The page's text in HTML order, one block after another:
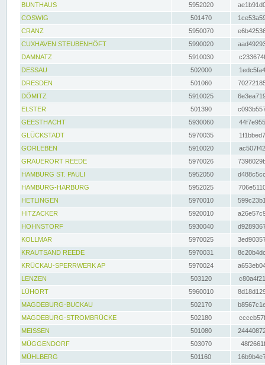
BUNTHAUS
5952020
COSWIG
501470
CRANZ
5950070
CUXHAVEN STEUBENHÖFT
5990020
DAMNATZ
5910030
DESSAU
502000
DRESDEN
501060
DÖMITZ
5910025
ELSTER
501390
GEESTHACHT
5930060
GLÜCKSTADT
5970035
GORLEBEN
5910020
GRAUERORT REEDE
5970026
HAMBURG ST. PAULI
5952050
HAMBURG-HARBURG
5952025
HETLINGEN
5970010
HITZACKER
5920010
HOHNSTORF
5930040
KOLLMAR
5970025
KRAUTSAND REEDE
5970031
KRÜCKAU-SPERRWERK AP
5970024
LENZEN
503120
LÜHORT
5960010
MAGDEBURG-BUCKAU
502170
MAGDEBURG-STROMBRÜCKE
502180
MEISSEN
501080
MÜGGENDORF
503070
MÜHLBERG
501160